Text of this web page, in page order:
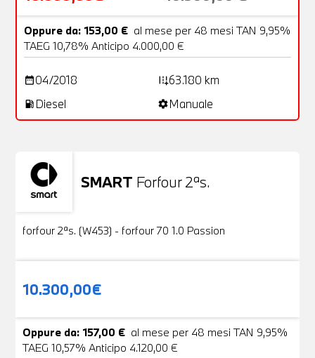
Oppure da: 153,00 € al mese per 48 mesi TAN 9,95%
TAEG 10,78% Anticipo 4.000,00 €
date_range04/2018 add_road63.180 km
local_gas_station Diesel settingsManuale
SMART Forfour 2ªs.
Usato
forfour 2ªs. (W453) - forfour 70 1.0 Passion
10.300,00€
Oppure da: 157,00 € al mese per 48 mesi TAN 9,95%
TAEG 10,57% Anticipo 4.120,00 €